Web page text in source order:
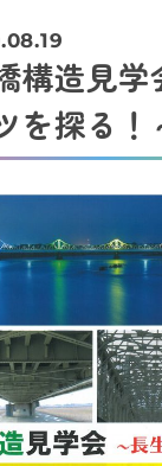
構造見学
を探る！